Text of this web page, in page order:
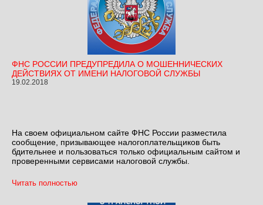
ФНС РОССИИ ПРЕДУПРЕДИЛА О МОШЕННИЧЕСКИХ
ДЕЙСТВИЯХ ОТ ИМЕНИ НАЛОГОВОЙ СЛУЖБЫ
19.02.2018
На своем официальном сайте ФНС России разместила
сообщение, призывающее налогоплательщиков быть
бдительнее и пользоваться только официальным сайтом и
проверенными сервисами налоговой службы.
Читать полностью